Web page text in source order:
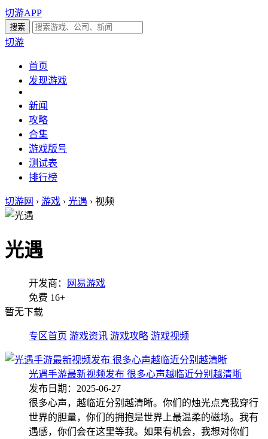
切游APP
切游
首页
发现游戏
新闻
攻略
合集
游戏版号
测试表
排行榜
切游网 › 游戏 › 光遇 › 视频
光遇
开发商：
网易游戏
免费 16+
暂无下载
专区首页 游戏资讯 游戏攻略 游戏视频
光遇手游最新视频发布 很多心声越临近分别越清晰
发布日期：2025-06-27
很多心声，越临近分别越清晰。你们的烛光点亮我穿行
世界的胆量，你们的拥抱是世界上最温柔的磁场。我有
遇感，你们会在这里等我。如果有机会，我想对你们